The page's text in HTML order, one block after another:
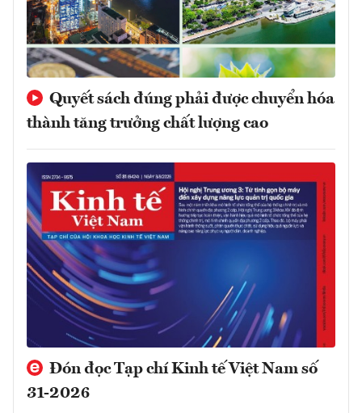
Quyết sách đúng phải được chuyển hóa
thành tăng trưởng chất lượng cao
Đón đọc Tạp chí Kinh tế Việt Nam số
31-2026